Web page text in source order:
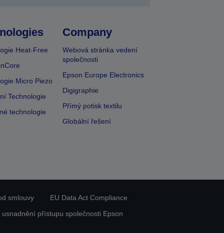
Heat-Free
Micro Piezo
Technologie
technologie
Company
Webová stránka vedení
společnosti
Epson Europe Electronics
Digigraphie
Přímý potisk textilu
Globální řešení
smlouvy
EU Data Act Compliance
usnadnění přístupu společnosti Epson